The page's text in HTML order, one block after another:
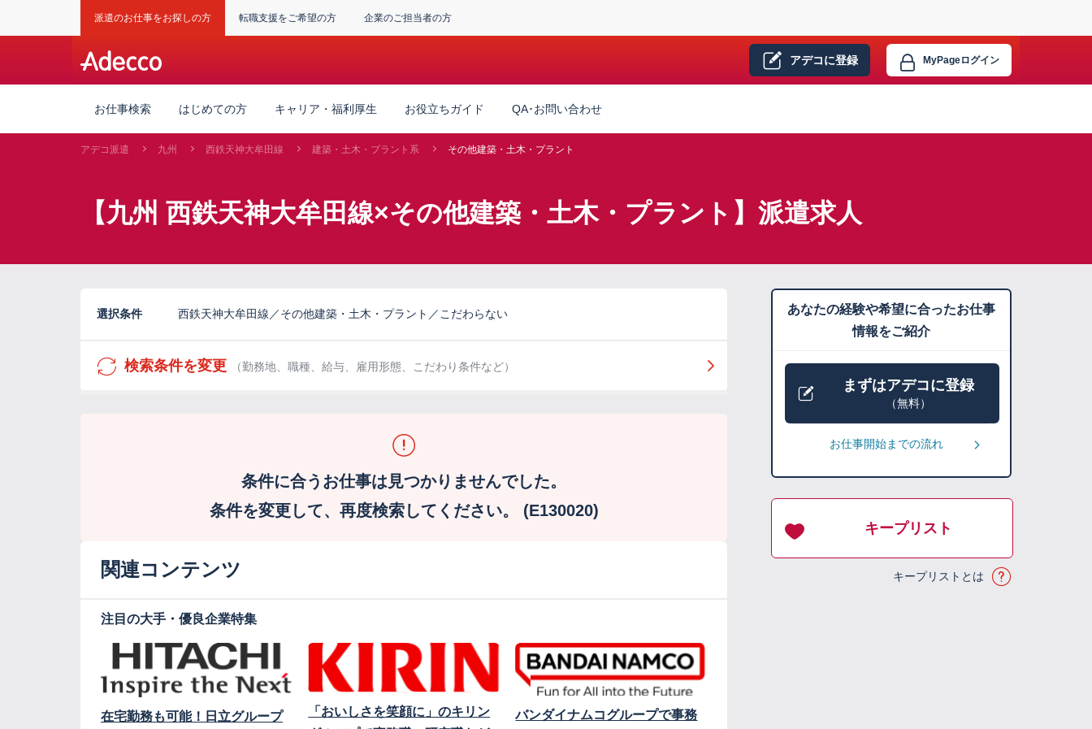
派遣のお仕事をお探しの方 転職支援をご希望の方 企業のご担当者の方
アデコに登録 MyPageログイン
お仕事検索 はじめての方 キャリア・福利厚生 お役立ちガイド QA･お問い合わせ
アデコ派遣 九州 西鉄天神大牟田線 建築・土木・プラント系 その他建築・土木・プラント
【九州 西鉄天神大牟田線×その他建築・土木・プラント】派遣求人
選択条件 西鉄天神大牟田線／その他建築・土木・プラント／こだわらない
検索条件を変更 （勤務地、職種、給与、雇用形態、こだわり条件など）
条件に合うお仕事は見つかりませんでした。
条件を変更して、再度検索してください。 (E130020)
関連コンテンツ
注目の大手・優良企業特集
在宅勤務も可能！日立グループ
「おいしさを笑顔に」のキリン
バンダイナムコグループで事務
あなたの経験や希望に合ったお仕事
情報をご紹介
まずはアデコに登録
（無料）
お仕事開始までの流れ
キープリスト
キープリストとは